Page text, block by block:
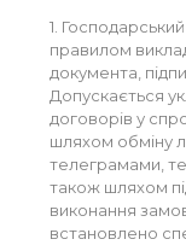
1.
правилом
документа,
Допускається
договорів у
шляхом обміну
телеграмами,
також шляхом
виконання
встановлено